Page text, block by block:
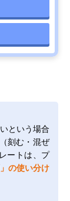
という場合
刻む・混ぜ
ートは、プ
の使い分け